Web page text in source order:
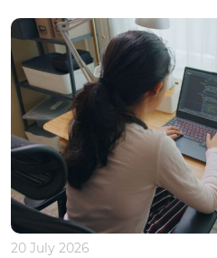
20 July 2026